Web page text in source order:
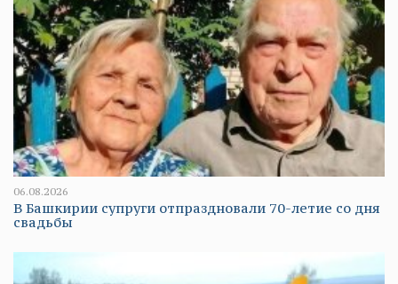
06.08.2026
В Башкирии супруги отпраздновали 70-летие со дня
свадьбы